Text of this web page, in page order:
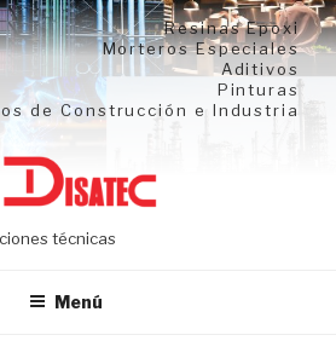
Resinas Epoxi
Morteros Especiales
Aditivos
Pinturas
de Construcción e Industria
técnicas
Menú